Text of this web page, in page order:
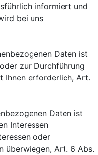
informiert und
bei uns
Daten ist
zur Durchführung
Ihnen erforderlich, Art.
Daten ist
Interessen
oder
überwiegen, Art. 6 Abs.